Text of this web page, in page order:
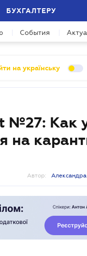
БУХГАЛТЕРУ
События
на українську
№27: Как
на
Автор: Александра